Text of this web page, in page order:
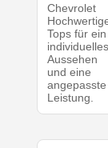
Chevrolet
Tops für ein
individuelles
Aussehen
und eine
angepasste
Leistung.